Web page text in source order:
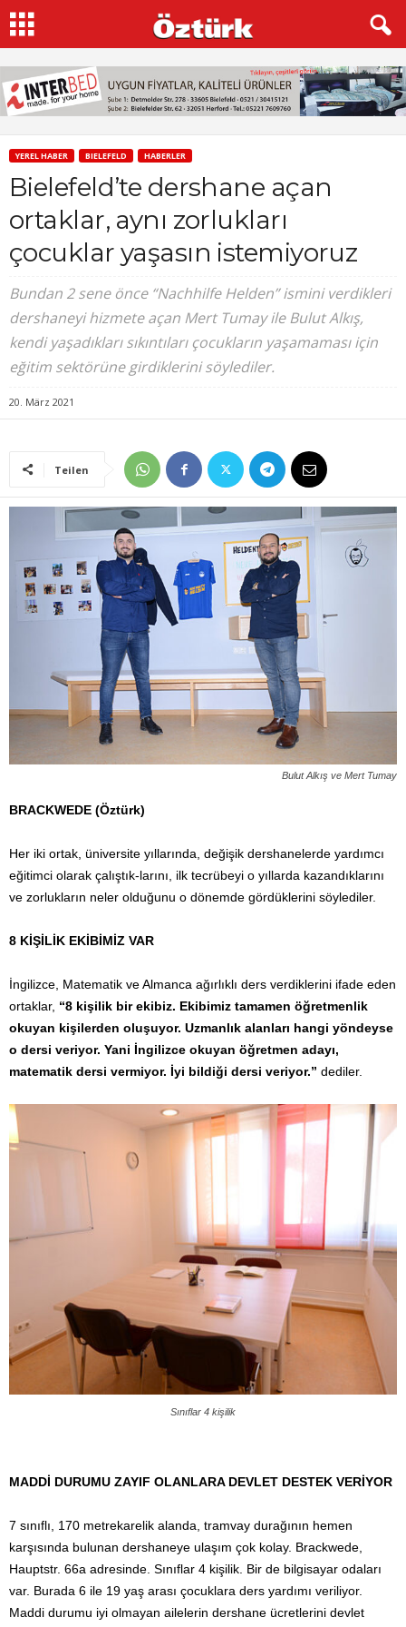
YEREL HABER BIELEFELD HABERLER
Bielefeld’te dershane açan
ortaklar, aynı zorlukları
çocuklar yaşasın istemiyoruz
Bundan 2 sene önce “Nachhilfe Helden” ismini verdikleri
dershaneyi hizmete açan Mert Tumay ile Bulut Alkış,
kendi yaşadıkları sıkıntıları çocukların yaşamaması için
eğitim sektörüne girdiklerini söylediler.
20. März 2021
Teilen
Bulut Alkış ve Mert Tumay
BRACKWEDE (Öztürk)
Her iki ortak, üniversite yıllarında, değişik dershanelerde yardımcı
eğitimci olarak çalıştık-larını, ilk tecrübeyi o yıllarda kazandıklarını
ve zorlukların neler olduğunu o dönemde gördüklerini söylediler.
8 KİŞİLİK EKİBİMİZ VAR
İngilizce, Matematik ve Almanca ağırlıklı ders verdiklerini ifade eden
ortaklar, “8 kişilik bir ekibiz. Ekibimiz tamamen öğretmenlik
okuyan kişilerden oluşuyor. Uzmanlık alanları hangi yöndeyse
o dersi veriyor. Yani İngilizce okuyan öğretmen adayı,
matematik dersi vermiyor. İyi bildiği dersi veriyor.” dediler.
Sınıflar 4 kişilik
MADDİ DURUMU ZAYIF OLANLARA DEVLET DESTEK VERİYOR
7 sınıflı, 170 metrekarelik alanda, tramvay durağının hemen
karşısında bulunan dershaneye ulaşım çok kolay. Brackwede,
Hauptstr. 66a adresinde. Sınıflar 4 kişilik. Bir de bilgisayar odaları
var. Burada 6 ile 19 yaş arası çocuklara ders yardımı veriliyor.
Maddi durumu iyi olmayan ailelerin dershane ücretlerini devlet